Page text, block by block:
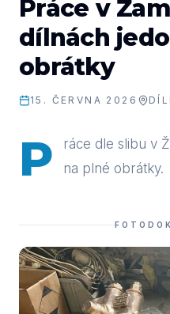
Práce v
dílnách
obrátky
15. ČERVNA 2026
P
ráce dle slibu v
na plné obrátky.